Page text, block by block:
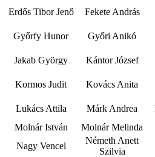
Erdős Tibor Jenő
Fekete András
Győrfy Hunor Győri Anikó
Jakab György
Kántor József
Kormos Judit
Kovács Anita
Lukács Attila Márk Andrea
Molnár István
Molnár Melinda
Nagy Vencel
Németh Anett
Szilvia